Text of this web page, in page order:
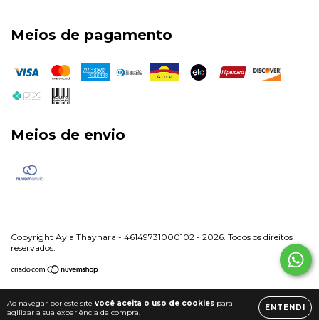
Ao navegar por este site você aceita o uso de cookies para
agilizar a sua experiência de compra.
ENTENDI
Meios de pagamento
Meios de envio
Copyright Ayla Thaynara - 46149731000102 - 2026. Todos os direitos
reservados.